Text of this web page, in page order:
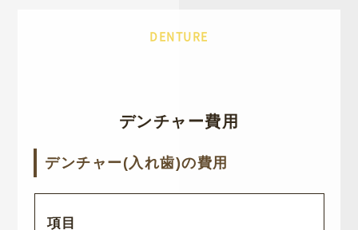
DENTURE
デンチャー費用
デンチャー(入れ歯)の費用